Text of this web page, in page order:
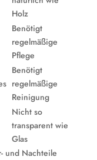
Holz
Benötigt
regelmäßige
Pflege
Benötigt
regelmäßige
Reinigung
Nicht so
transparent wie
Glas
und Nachteile